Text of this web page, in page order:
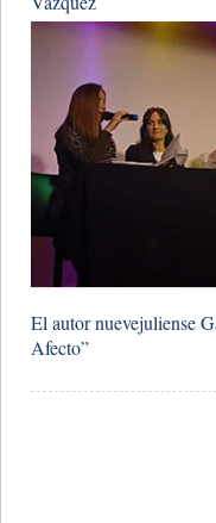
El autor nuevejuliense
Afecto”